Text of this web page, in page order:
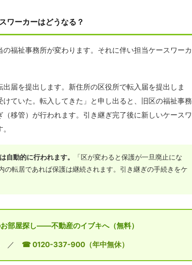
ーカーはどうなる？
福祉事務所が変わります。それに伴い担当ケースワーカ
届を提出します。新住所の区役所で転入届を提出しま
ていた。転入してきた」と申し出ると、旧区の福祉事務
移管）が行われます。引き継ぎ完了後に新しいケースワ
自動的に行われます。
「区が変わると保護が一旦廃止にな
の転居であれば保護は継続されます。引き継ぎの手続きをケ
部屋探し——不動産のイブキへ（無料）
／ ☎ 0120-337-900（年中無休）